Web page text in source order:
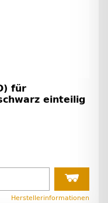
für
einteilig
Herstellerinformationen